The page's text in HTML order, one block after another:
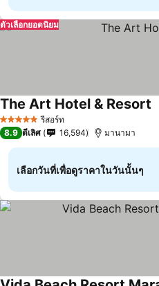
ตัวเลือกยอดนิยม
5 ดาว รีสอร์ท
The Art Hotel & Resort
8.9 ดีเลิศ 16,594 มานามา
เลือกวันที่เพื่อดูราคาในวันนั้นๆ